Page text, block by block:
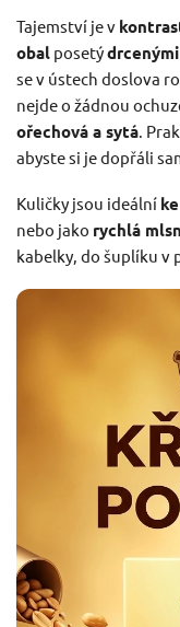
Tajemství je v
obal posetý
se v ústech doslova
nejde o žádnou
ořechová a sytá .
abyste si je dopřáli
Kuličky jsou ideální
nebo jako rychlá
kabelky, do šuplíku v